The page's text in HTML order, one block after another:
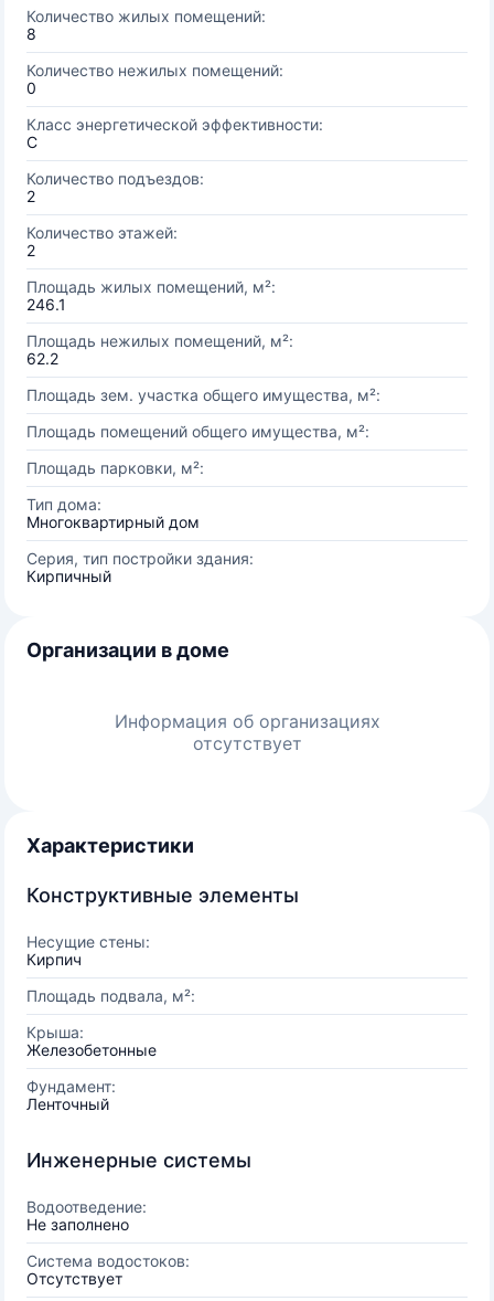
Количество жилых помещений:
8
Количество нежилых помещений:
0
Класс энергетической эффективности:
C
Количество подъездов:
2
Количество этажей:
2
Площадь жилых помещений, м²:
246.1
Площадь нежилых помещений, м²:
62.2
Площадь зем. участка общего имущества, м²:
Площадь помещений общего имущества, м²:
Площадь парковки, м²:
Тип дома:
Многоквартирный дом
Серия, тип постройки здания:
Кирпичный
Организации в доме
Информация об организациях
отсутствует
Характеристики
Конструктивные элементы
Несущие стены:
Кирпич
Площадь подвала, м²:
Крыша:
Железобетонные
Фундамент:
Ленточный
Инженерные системы
Водоотведение:
Не заполнено
Система водостоков:
Отсутствует